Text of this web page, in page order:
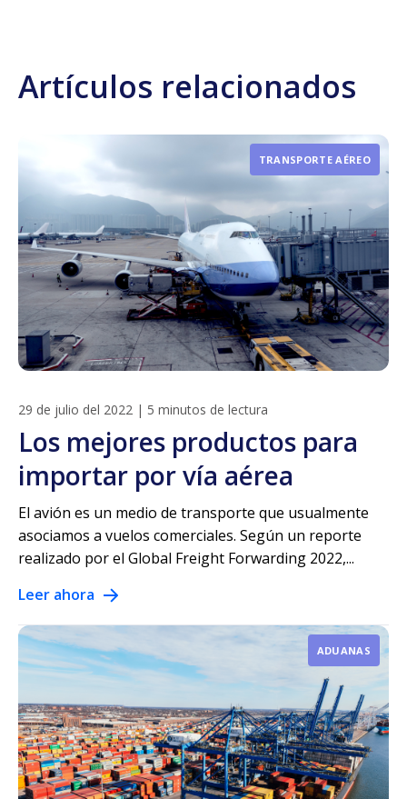
Artículos relacionados
TRANSPORTE AÉREO
29 de julio del 2022 | 5 minutos de lectura
Los mejores productos para
importar por vía aérea
El avión es un medio de transporte que usualmente
asociamos a vuelos comerciales. Según un reporte
realizado por el Global Freight Forwarding 2022,...
Leer ahora
ADUANAS